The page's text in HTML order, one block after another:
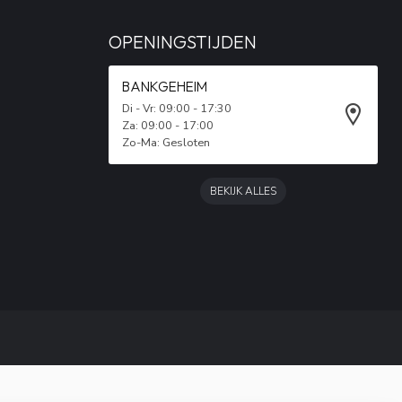
OPENINGSTIJDEN
BANKGEHEIM
Di - Vr: 09:00 - 17:30
Za: 09:00 - 17:00
Zo-Ma: Gesloten
BEKIJK ALLES